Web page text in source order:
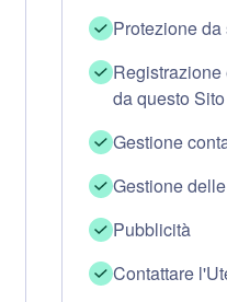
Protezione
da questo
Gestione
Gestione
Pubblicità
Contattare